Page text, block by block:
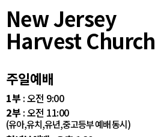
New Jersey
Harvest Church
주일예배
1부 : 오전 9:00
2부 : 오전 11:00
(유아,유치,유년,중고등부 예배 동시)